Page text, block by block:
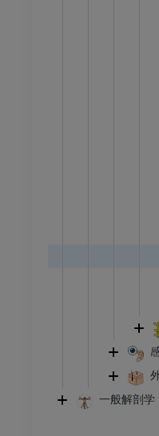
一般解剖学